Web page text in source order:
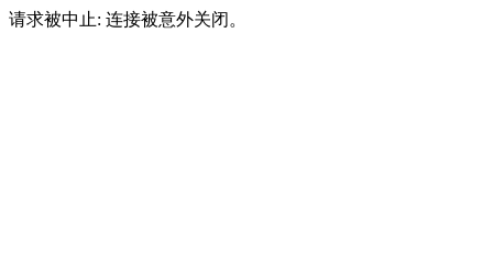
请求被中止: 连接被意外关闭。